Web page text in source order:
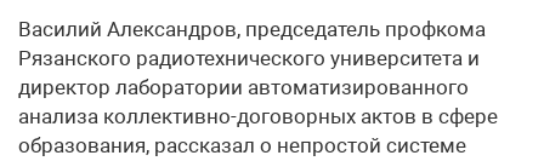
Василий Александров, председатель профкома
Рязанского радиотехнического университета и
директор лаборатории автоматизированного
анализа коллективно-договорных актов в сфере
образования, рассказал о непростой системе